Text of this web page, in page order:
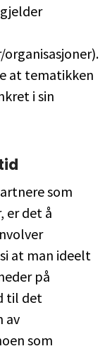
at tematikken
i sin
som
er det å
at man ideelt
på
til det
av
som